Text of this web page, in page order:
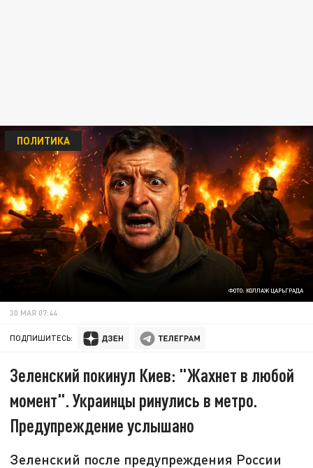
ФОТО: КОЛЛАЖ ЦАРЬГРАДА
ПОЛИТИКА
30 МАЯ 07:44
ПОДПИШИТЕСЬ:
Зеленский покинул Киев: "Жахнет в любой
момент". Украинцы ринулись в метро.
Предупреждение услышано
Зеленский после предупреждения России